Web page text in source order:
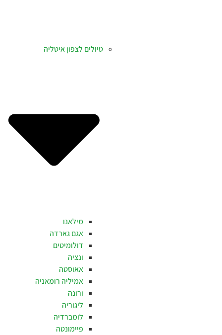
טיולים לצפון איטליה
מילאנו
אגם גארדה
דולומיטים
ונציה
אאוסטה
אמיליה רומאניה
ורונה
ליגוריה
לומברדיה
פיימונטה